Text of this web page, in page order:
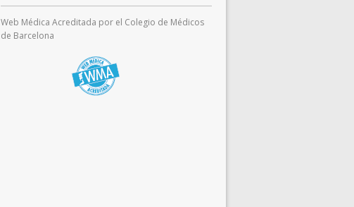
Web Médica Acreditada por el Colegio de Médicos
de Barcelona